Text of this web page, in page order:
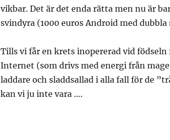
vikbar. Det är det enda rätta men nu är
svindyra (1000 euros Android med
Tills vi får en krets inopererad vid
Internet (som drivs med energi från
laddare och sladdsallad i alla fall för de
kan vi ju inte vara ….